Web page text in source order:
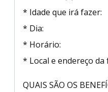
* Idade que irá fazer:
* Dia:
* Horário:
* Local e endereço da
QUAIS SÃO OS